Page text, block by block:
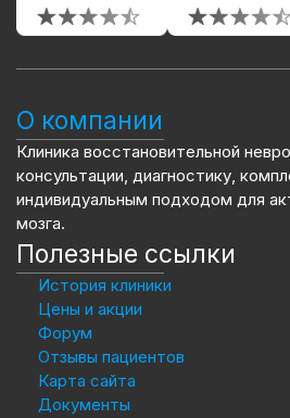
О компании
Клиника восстановительной
консультации, диагностику,
индивидуальным подходом для
мозга.
Полезные ссылки
История клиники
Цены и акции
Форум
Отзывы пациентов
Карта сайта
Документы